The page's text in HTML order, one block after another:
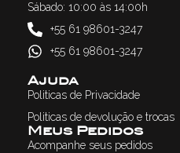
Sábado: 10:00 às 14:00h
+55 61 98601-3247
+55 61 98601-3247
Ajuda
Politicas de Privacidade
Politicas de devolução e trocas
Meus Pedidos
Acompanhe seus pedidos